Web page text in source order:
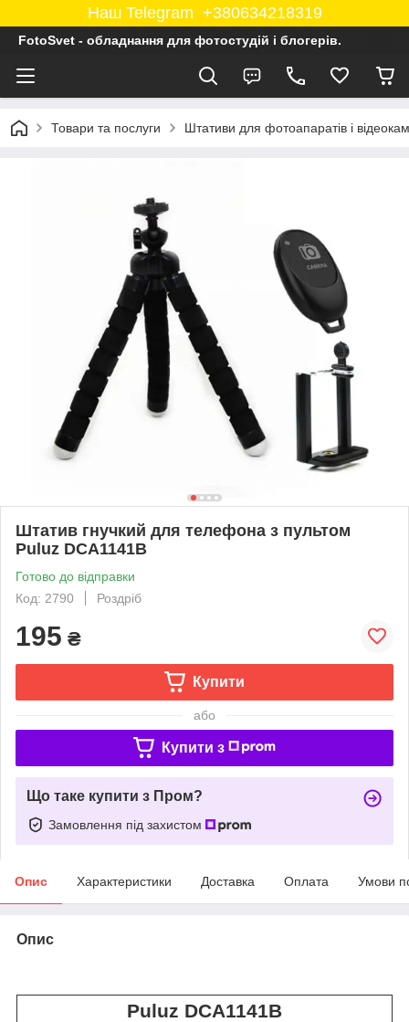
Наш Telegram +380634218319
FotoSvet - обладнання для фотостудій і блогерів.
Товари та послуги Штативи для фотоапаратів і
Штатив гнучкий для телефона з пультом
Puluz DCA1141B
Готово до відправки
Код: 2790
Роздріб
195 ₴
Купити
або
Купити з
Що таке купити з Пром?
Замовлення під захистом
Опис Характеристики Доставка Оплата Умови
Опис
Puluz DCA1141B